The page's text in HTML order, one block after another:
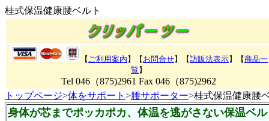
桂式保温健康腰ベルト
【 ご利用案内 】【 お問合せ】【訪販法表示】 【商品一
覧 】
Tel 046（875)2961 Fax 046（875)2962
トップページ>体をサポート >腰サポーター>桂式保温健康腰
身体が芯までポッカポカ、体温を逃がさない保温ベ